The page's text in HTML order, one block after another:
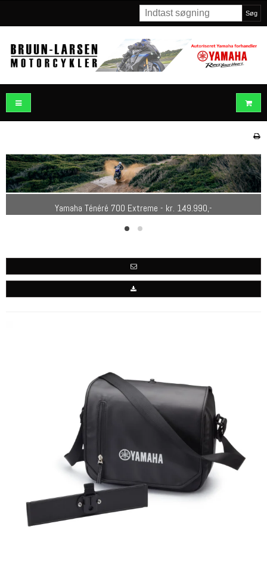
Søg
Yamaha Ténéré 700 Extreme - kr. 149.990,-
Yamaha MT-07 - kr. 95.990,-